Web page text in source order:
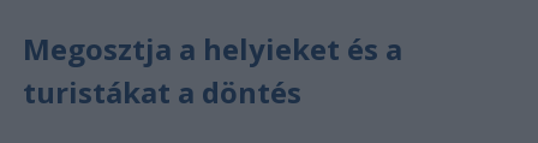
Megosztja a helyieket és a
turistákat a döntés